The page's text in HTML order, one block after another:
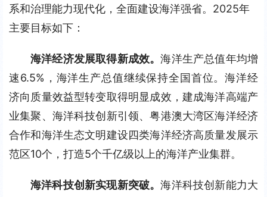
系和治理能力现代化，全面建设海洋强省。2025年
主要目标如下：
海洋经济发展取得新成效。海洋生产总值年均增
速6.5%，海洋生产总值继续保持全国首位。海洋经
济向质量效益型转变取得明显成效，建成海洋高端产
业集聚、海洋科技创新引领、粤港澳大湾区海洋经济
合作和海洋生态文明建设四类海洋经济高质量发展示
范区10个，打造5个千亿级以上的海洋产业集群。
海洋科技创新实现新突破。海洋科技创新能力大